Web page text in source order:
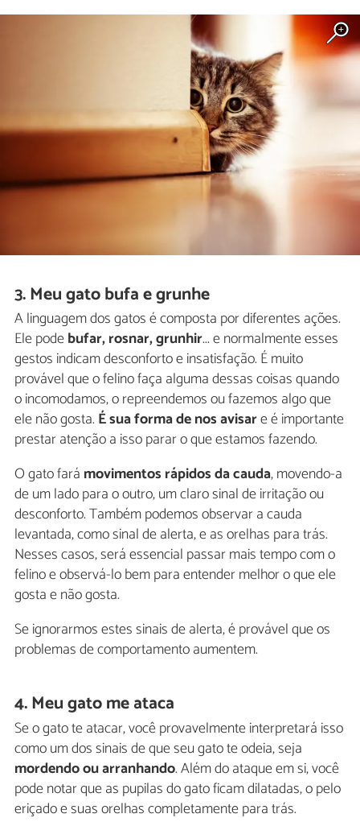
3. Meu gato bufa e grunhe
A linguagem dos gatos é composta por diferentes ações.
Ele podebufar, rosnar, grunhir... e normalmente esses
gestos indicam desconforto e insatisfação. É muito
provável que o felino faça alguma dessas coisas quando
o incomodamos, o repreendemos ou fazemos algo que
ele não gosta. É sua forma de nos avisare é importante
prestar atenção a isso parar o que estamos fazendo.
O gato fará movimentos rápidos da cauda, movendo-a
de um lado para o outro, um claro sinal de irritação ou
desconforto. Também podemos observar a cauda
levantada, como sinal de alerta, e as orelhas para trás.
Nesses casos, será essencial passar mais tempo com o
felino e observá-lo bem para entender melhor o que ele
gosta e não gosta.
Se ignorarmos estes sinais de alerta, é provável que os
problemas de comportamento aumentem.
4. Meu gato me ataca
Se o gato te atacar, você provavelmente interpretará isso
como um dos sinais de que seu gato te odeia, seja
mordendo ou arranhando. Além do ataque em si, você
pode notar que as pupilas do gato ficam dilatadas, o pelo
eriçado e suas orelhas completamente para trás.